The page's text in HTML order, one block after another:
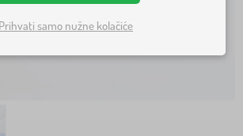
Prihvati samo nužne kolačiće